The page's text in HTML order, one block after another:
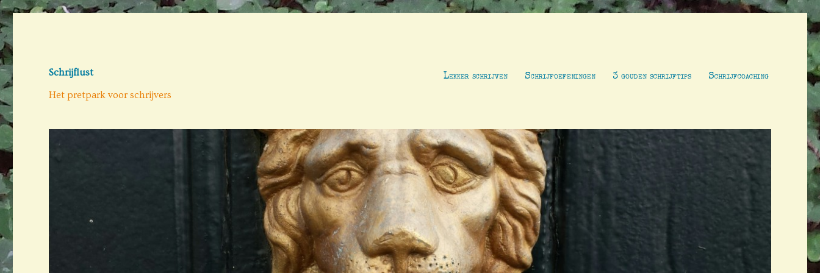
Schrijflust
Het pretpark voor schrijvers
Lekker schrijven Schrijfoefeningen 3 gouden schrijftips Schrijfcoaching